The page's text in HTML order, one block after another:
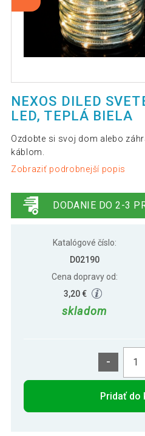
NEXOS DILED
LED, TEPLÁ BIELA
Ozdobte si svoj dom alebo
káblom.
Zobraziť podrobnejší popis
DODANIE DO 2-3
Katalógové číslo:
D02190
Cena dopravy od:
3,20 €
skladom
-
Pridať do